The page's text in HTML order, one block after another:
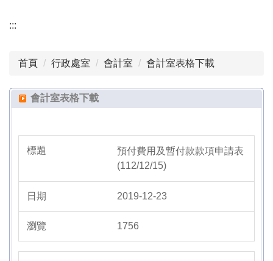
會計室
組織成員
會計資訊
:::
首頁 行政處室 會計室 會計室表格下載
會計室表格下載
預付費用及暫付款款項申請表
(112/12/15)
2019-12-23
1756